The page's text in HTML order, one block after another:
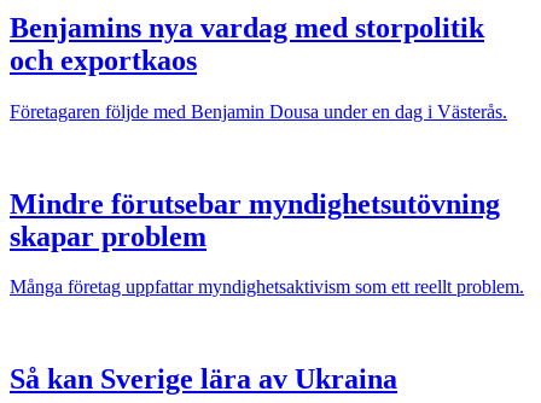
Benjamins nya vardag med storpolitik
och exportkaos
Företagaren följde med Benjamin Dousa under en dag i Västerås.
Mindre förutsebar myndighetsutövning
skapar problem
Många företag uppfattar myndighetsaktivism som ett reellt problem.
Så kan Sverige lära av Ukraina